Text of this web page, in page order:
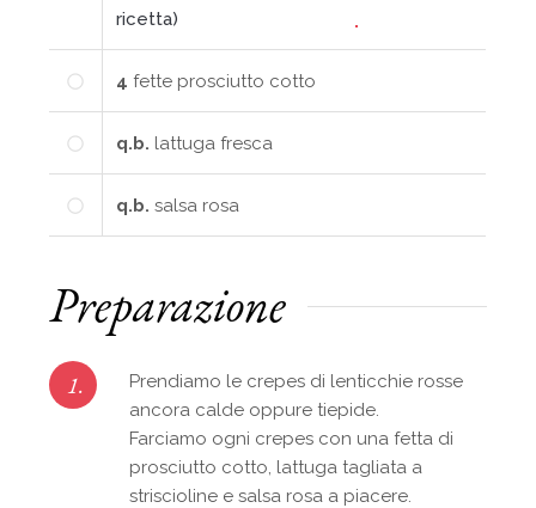
ricetta)
4 fette prosciutto cotto
q.b. lattuga fresca
q.b. salsa rosa
Preparazione
1.
Prendiamo le crepes di lenticchie rosse
ancora calde oppure tiepide.
Farciamo ogni crepes con una fetta di
prosciutto cotto, lattuga tagliata a
striscioline e salsa rosa a piacere.